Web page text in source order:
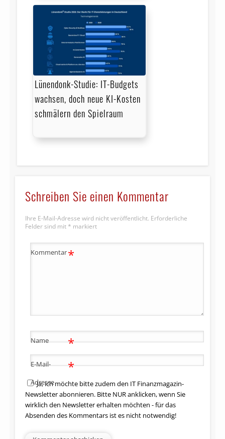
Lünendonk-Studie: IT-Budgets
wachsen, doch neue KI-Kosten
schmälern den Spielraum
Schreiben Sie einen Kommentar
Ihre E-Mail-Adresse wird nicht veröffentlicht. Erforderliche
Felder sind mit * markiert
Kommentar*
Name *
E-Mail-
Adresse
*
Ja, ich möchte bitte zudem den IT Finanzmagazin-
Newsletter abonnieren. Bitte NUR anklicken, wenn Sie
wirklich den Newsletter erhalten möchten - für das
Absenden des Kommentars ist es nicht notwendig!